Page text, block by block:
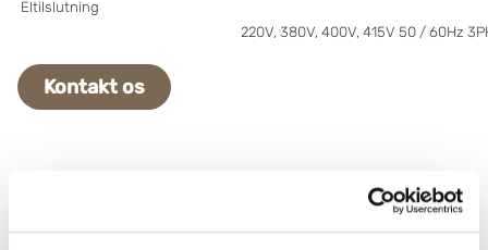
Eltilslutning
220V, 380V, 400V, 415V 50 / 60Hz
Kontakt os